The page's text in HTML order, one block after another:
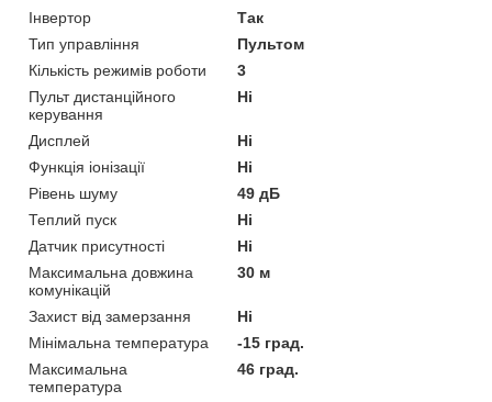
Інвертор
Так
Тип управління
Пультом
Кількість режимів роботи
3
Пульт дистанційного
керування
Ні
Дисплей
Ні
Функція іонізації
Ні
Рівень шуму
49 дБ
Теплий пуск
Ні
Датчик присутності
Ні
Максимальна довжина
комунікацій
30 м
Захист від замерзання
Ні
Мінімальна температура
-15 град.
Максимальна
температура
46 град.